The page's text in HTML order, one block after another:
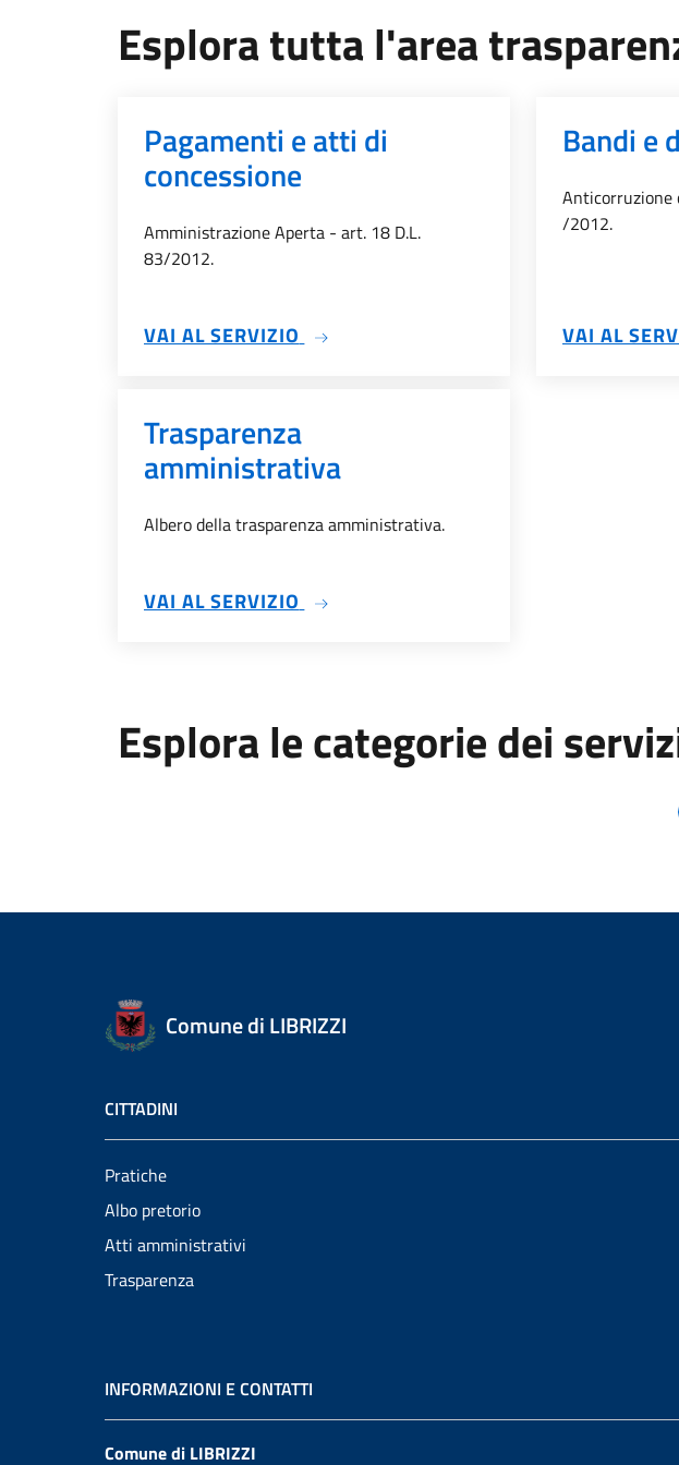
Esplora tutta l'area
Pagamenti e atti di
concessione
Amministrazione Aperta - art. 18 D.L.
83/2012.
VAI AL SERVIZIO SU PAGAMENTI E ATTI DI CONCESSIONE
Bandi e
Anticorruzione
/2012.
VAI AL
Trasparenza
amministrativa
Albero della trasparenza amministrativa.
VAI AL SERVIZIO SU TRASPARENZA AMMINISTRATIVA
Esplora le categorie dei
Comune di LIBRIZZI
CITTADINI
Pratiche
Albo pretorio
Atti amministrativi
Trasparenza
INFORMAZIONI E CONTATTI
Comune di LIBRIZZI